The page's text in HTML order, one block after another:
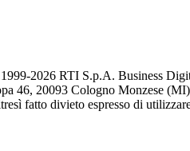
2026 RTI S.p.A. Business
46, 20093 Cologno Monzese (MI)
fatto divieto espresso di